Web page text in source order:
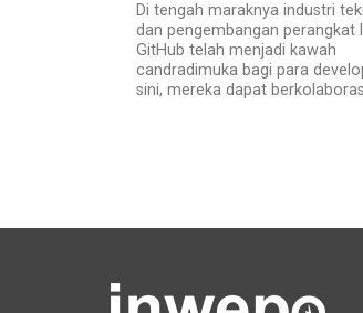
Di tengah maraknya industri
dan pengembangan perangkat
GitHub telah menjadi kawah
candradimuka bagi para
sini, mereka dapat